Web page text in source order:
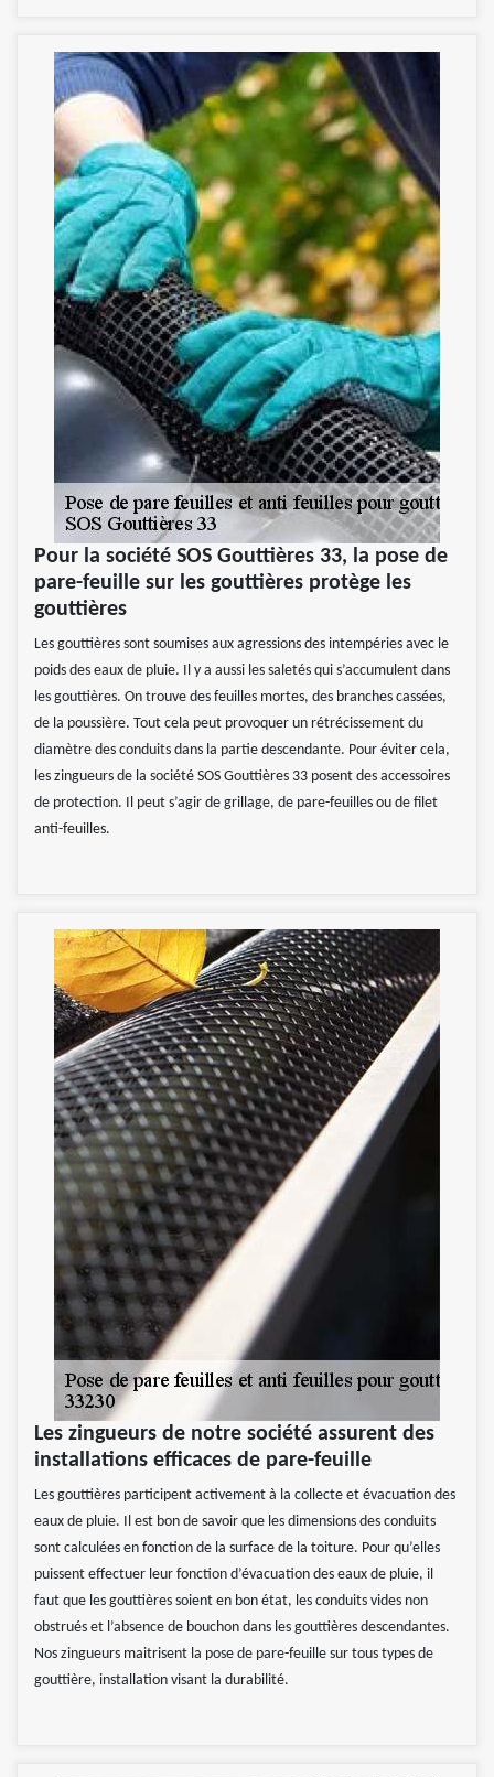
Pour la société SOS Gouttières 33, la pose de
pare-feuille sur les gouttières protège les
gouttières
Les gouttières sont soumises aux agressions des intempéries avec le
poids des eaux de pluie. Il y a aussi les saletés qui s’accumulent dans
les gouttières. On trouve des feuilles mortes, des branches cassées,
de la poussière. Tout cela peut provoquer un rétrécissement du
diamètre des conduits dans la partie descendante. Pour éviter cela,
les zingueurs de la société SOS Gouttières 33 posent des accessoires
de protection. Il peut s’agir de grillage, de pare-feuilles ou de filet
anti-feuilles.
Les zingueurs de notre société assurent des
installations efficaces de pare-feuille
Les gouttières participent activement à la collecte et évacuation des
eaux de pluie. Il est bon de savoir que les dimensions des conduits
sont calculées en fonction de la surface de la toiture. Pour qu’elles
puissent effectuer leur fonction d’évacuation des eaux de pluie, il
faut que les gouttières soient en bon état, les conduits vides non
obstrués et l’absence de bouchon dans les gouttières descendantes.
Nos zingueurs maitrisent la pose de pare-feuille sur tous types de
gouttière, installation visant la durabilité.